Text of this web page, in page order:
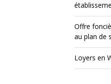
Offre
au plan de
Loyers en